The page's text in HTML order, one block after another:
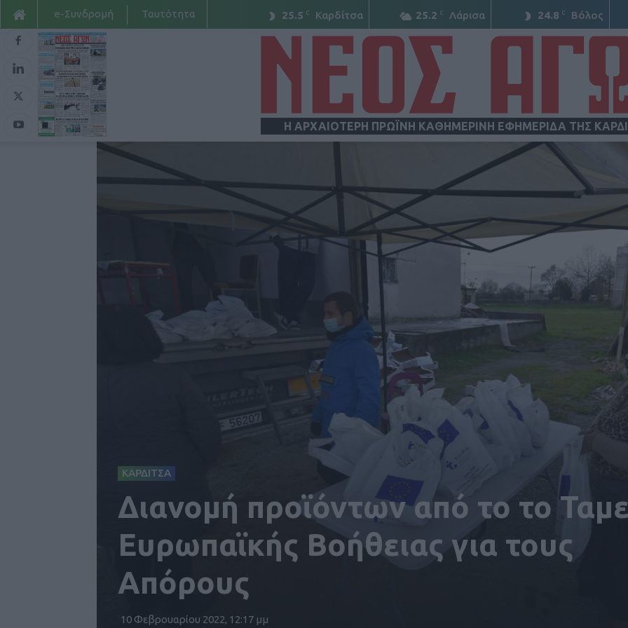
25.5 C Καρδίτσα 25.2 C Λάρισα 24.8 C Βόλος
e-Συνδρομή Ταυτότητα
Η ΑΡΧΑΙΟΤΕΡΗ ΠΡΩΪΝΗ ΚΑΘΗΜΕΡΙΝΗ ΕΦΗΜΕΡΙΔΑ ΤΗΣ
ΝΕΟΣ
ΚΑΡΔΙΤΣΑ
Διανομή προϊόντων από το το
Ευρωπαϊκής Βοήθειας για τους
Απόρους
10 Φεβρουαρίου 2022, 12:17 μμ